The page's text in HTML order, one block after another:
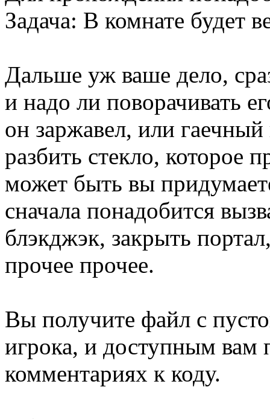
Задача: В комнате будет
Дальше уж ваше дело,
и надо ли поворачивать
он заржавел, или
разбить стекло, которое
может быть вы
сначала понадобится
блэкджэк, закрыть
прочее прочее.
Вы получите файл с
игрока, и доступным вам
комментариях к коду.